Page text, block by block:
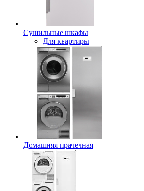
Сушильные шкафы
Для квартиры
Домашняя прачечная